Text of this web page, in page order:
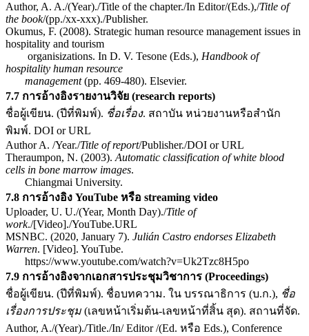
Author, A. A./(Year)./Title of the chapter./In Editor/(Eds.),/Title of
the book/(pp./xx-xxx)./Publisher.
Okumus, F. (2008). Strategic human resource management issues in
hospitality and tourism
organisizations. In D. V. Tesone (Eds.), Handbook of
hospitality human resource
management(pp. 469-480). Elsevier.
7.7 การอ้างอิงรายงานวิจัย (research reports)
ชื่อผู้เขียน. (ปีที่พิมพ์). ชื่อเรื่อง. สถาบัน หน่วยงานหรือสำนัก
พิมพ์. DOI or URL
Author A. /Year./Title of report/Publisher./DOI or URL
Theraumpon, N. (2003). Automatic classification of white blood
cells in bone marrow images.
Chiangmai University.
7.8 การอ้างอิง YouTube หรือ streaming video
Uploader, U. U./(Year, Month Day)./Title of
work./[Video]./YouTube.URL
MSNBC. (2020, January 7). Julián Castro endorses Elizabeth
Warren. [Video]. YouTube.
https://www.youtube.com/watch?v=Uk2Tzc8H5po
7.9 การอ้างอิงจากเอกสารประชุมวิชาการ (Proceedings)
ชื่อผู้เขียน. (ปีที่พิมพ์). ชื่อบทความ. ใน บรรณาธิการ (บ.ก.), ชื่อ
เรื่องการประชุม(เลขหน้าเริ่มต้น-เลขหน้าที่สิ้น สุด). สถานที่จัด.
Author, A./(Year)./Title./In/ Editor /(Ed. หรือ Eds.), Conference